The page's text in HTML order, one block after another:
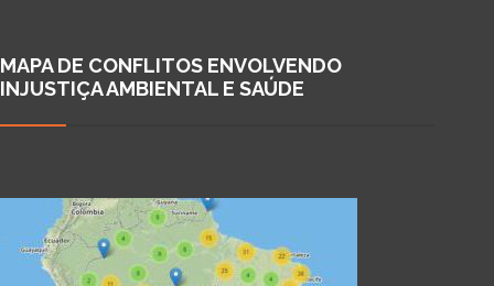
MAPA DE CONFLITOS ENVOLVENDO
INJUSTIÇA AMBIENTAL E SAÚDE